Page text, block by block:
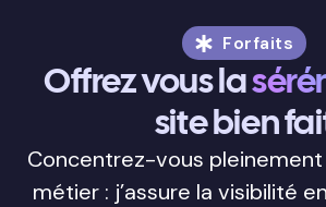
Forfaits
Offrez vous la
site bien
Concentrez-vous
métier : j’assure la visibilité